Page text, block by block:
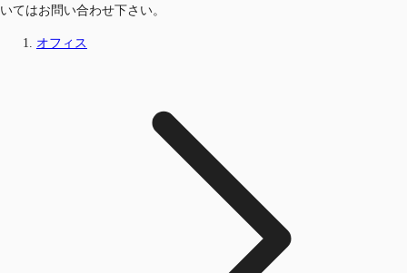
いてはお問い合わせ下さい。
オフィス